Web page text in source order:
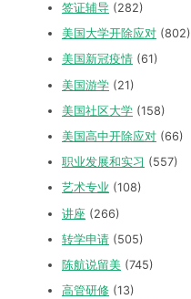
签证辅导 (282)
美国大学开除应对 (802)
美国新冠疫情 (61)
美国游学 (21)
美国社区大学 (158)
美国高中开除应对 (66)
职业发展和实习 (557)
艺术专业 (108)
讲座 (266)
转学申请 (505)
陈航说留美 (745)
高管研修 (13)